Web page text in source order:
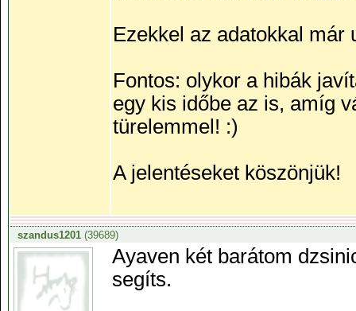
Ezekkel az adatokkal már
Fontos: olykor a hibák
egy kis időbe az is, amíg
türelemmel! :)
A jelentéseket köszönjük!
szandus1201(39689)
Ayaven két barátom
segíts.